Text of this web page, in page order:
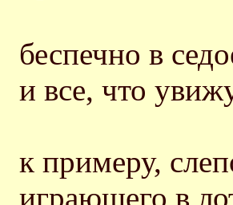
беспечно в
и все, что
к примеру,
играющего в